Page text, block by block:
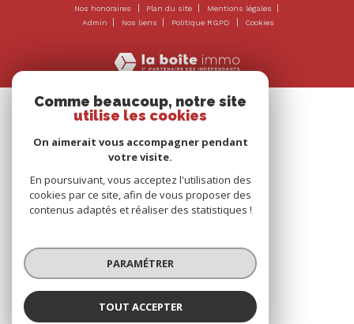
Nos honoraires
Plan du site
Mentions légales
Admin
Nos liens Politique RGPD Cookies
Comme beaucoup, notre site
utilise les cookies
On aimerait vous accompagner pendant
votre visite.
En poursuivant, vous acceptez l'utilisation des
cookies par ce site, afin de vous proposer des
contenus adaptés et réaliser des statistiques !
PARAMÉTRER
TOUT ACCEPTER